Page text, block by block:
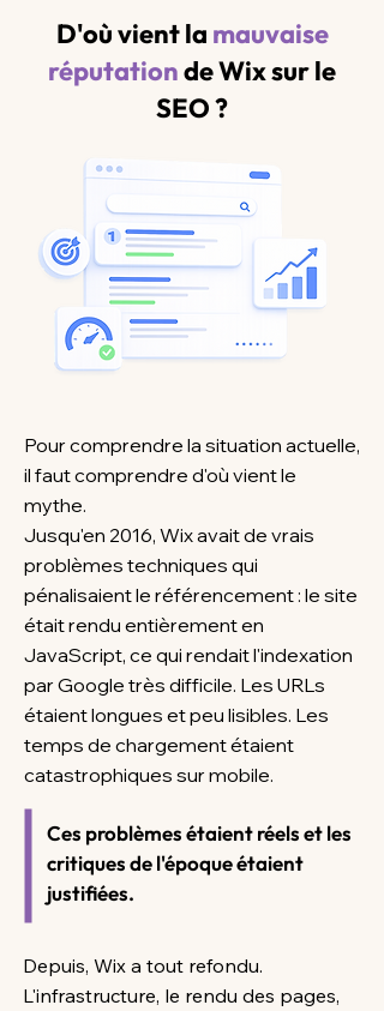
D'où vient la mauvaise
réputationde Wix sur le
SEO ?
Pour comprendre la situation actuelle,
il faut comprendre d'où vient le
mythe.
Jusqu'en 2016, Wix avait de vrais
problèmes techniques qui
pénalisaient le référencement : le site
était rendu entièrement en
JavaScript, ce qui rendait l'indexation
par Google très difficile. Les URLs
étaient longues et peu lisibles. Les
temps de chargement étaient
catastrophiques sur mobile.
Ces problèmes étaient réels et les
critiques de l'époque étaient
justifiées.
Depuis, Wix a tout refondu.
L'infrastructure, le rendu des pages,